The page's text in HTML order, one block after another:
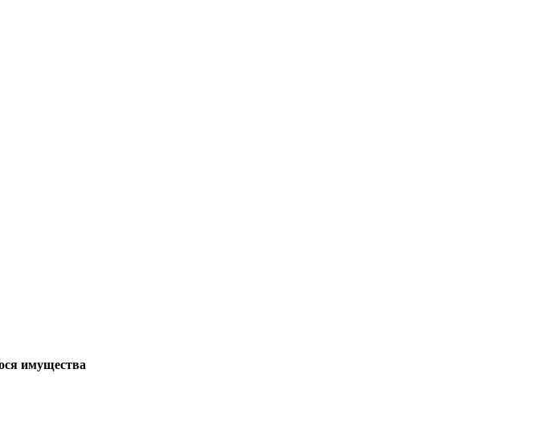
имущества